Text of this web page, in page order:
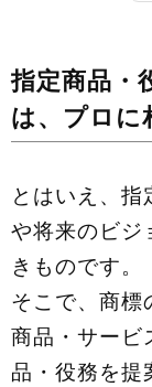
指定商品・
は、プロに
とはいえ、
や将来のビジ
きものです。
そこで、商標
商品・サービ
品・役務を提